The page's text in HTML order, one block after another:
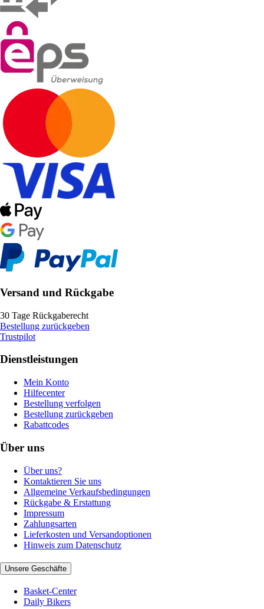
Versand und Rückgabe
30 Tage Rückgaberecht
Bestellung zurückgeben
Trustpilot
Dienstleistungen
Mein Konto
Hilfecenter
Bestellung verfolgen
Bestellung zurückgeben
Rabattcodes
Über uns
Über uns?
Kontaktieren Sie uns
Allgemeine Verkaufsbedingungen
Rückgabe & Erstattung
Impressum
Zahlungsarten
Lieferkosten und Versandoptionen
Hinweis zum Datenschutz
Unsere Geschäfte
Basket-Center
Daily Bikers